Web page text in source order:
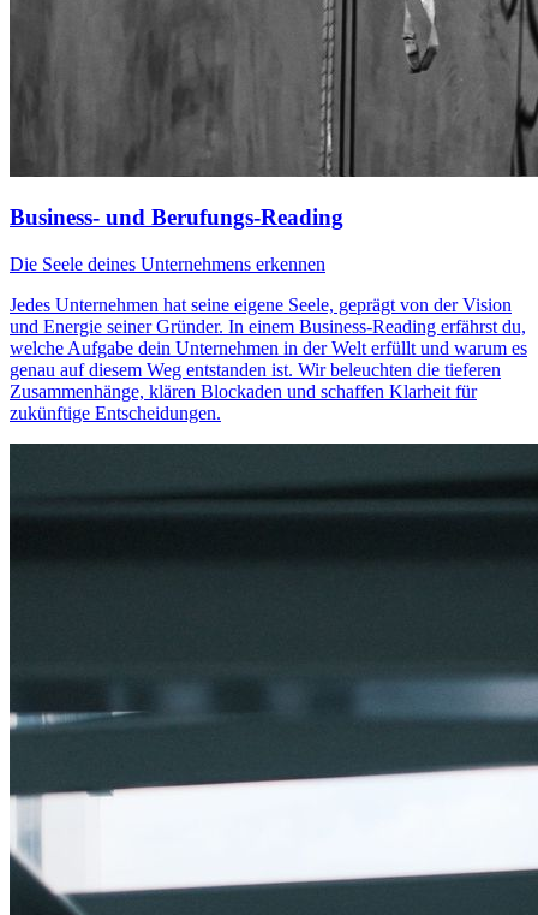
Business- und Berufungs-Reading
Die Seele deines Unternehmens erkennen
Jedes Unternehmen hat seine eigene Seele, geprägt von der Vision
und Energie seiner Gründer. In einem Business-Reading erfährst du,
welche Aufgabe dein Unternehmen in der Welt erfüllt und warum es
genau auf diesem Weg entstanden ist. Wir beleuchten die tieferen
Zusammenhänge, klären Blockaden und schaffen Klarheit für
zukünftige Entscheidungen.